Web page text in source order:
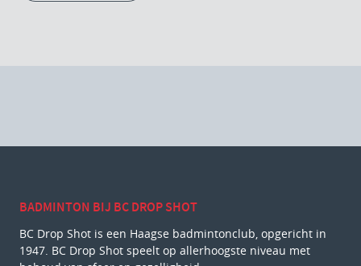
BADMINTON BIJ BC DROP SHOT
BC Drop Shot is een Haagse badmintonclub, opgericht in
1947. BC Drop Shot speelt op allerhoogste niveau met